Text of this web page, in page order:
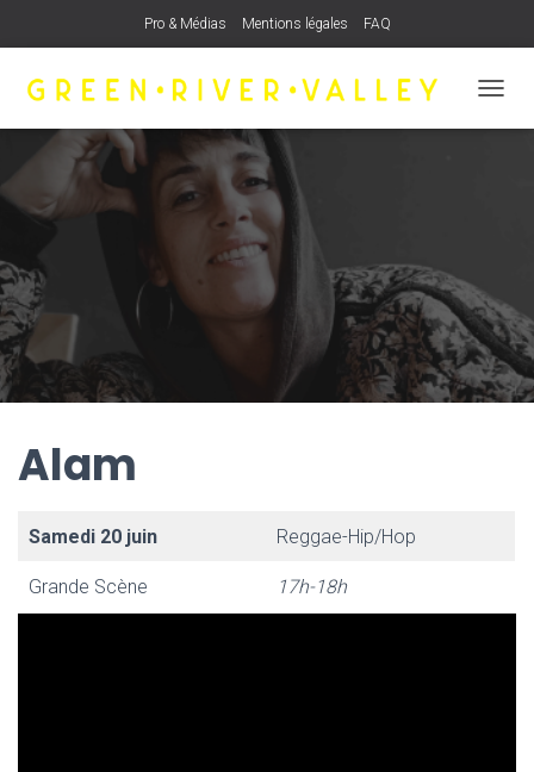
Pro & Médias Mentions légales FAQ
Alam
Samedi 20 juin Reggae-Hip/Hop
Grande Scène 17h-18h